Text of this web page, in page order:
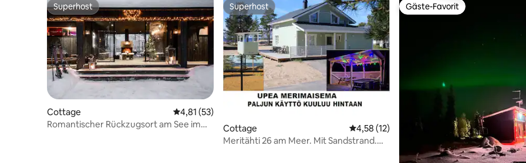
Superhost
Superhost
Cottage Durchschnittliche Bewertung: 4,81 von 5, 53 Bewertungen
4,81 (53)
Romantischer Rückzugsort am See im
Superhost
Superhost
Cottage Durchschnittliche Bewertung: 4,58 von 5,
4,58 (12)
Meritähti 26 am Meer. Mit Sandstrand.
Gäste-Favorit
Gäste-Favorit